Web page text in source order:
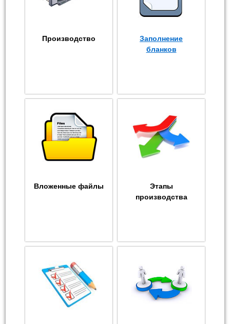
Производство
Заполнение
бланков
Вложенные файлы
Этапы
производства